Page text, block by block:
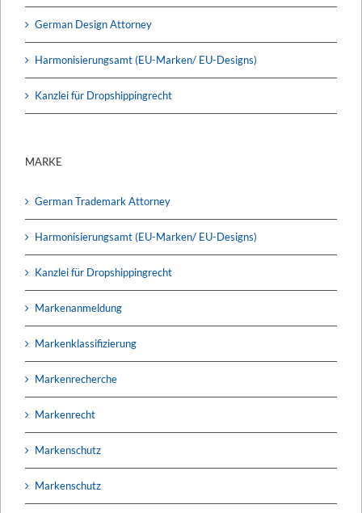
German Design Attorney
Harmonisierungsamt (EU-Marken/ EU-Designs)
Kanzlei für Dropshippingrecht
MARKE
German Trademark Attorney
Harmonisierungsamt (EU-Marken/ EU-Designs)
Kanzlei für Dropshippingrecht
Markenanmeldung
Markenklassifizierung
Markenrecherche
Markenrecht
Markenschutz
Markenschutz